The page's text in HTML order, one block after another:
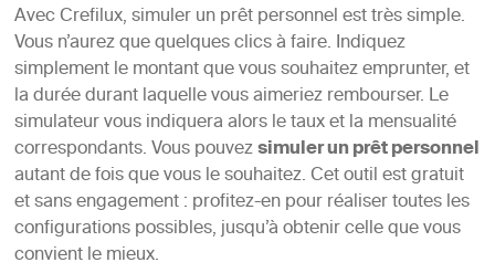
Avec Crefilux, simuler un prêt personnel est très simple.
Vous n’aurez que quelques clics à faire. Indiquez
simplement le montant que vous souhaitez emprunter, et
la durée durant laquelle vous aimeriez rembourser. Le
simulateur vous indiquera alors le taux et la mensualité
correspondants. Vous pouvezsimuler un prêt personnel
autant de fois que vous le souhaitez. Cet outil est gratuit
et sans engagement : profitez-en pour réaliser toutes les
configurations possibles, jusqu’à obtenir celle que vous
convient le mieux.